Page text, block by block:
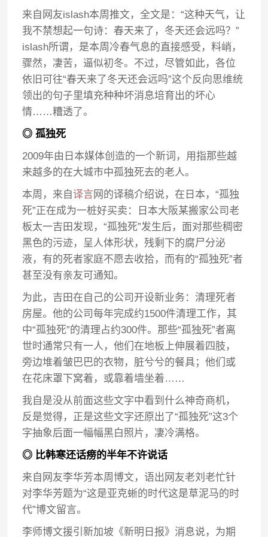
来自网友islash本周推文，全文是：“这种天气，让
我不禁想起一句诗：春天来了，冬天还会远吗？”
islash所谓，是本周冷春气息的直接感受，料峭，
骤然，凄苦，逼似初冬。不过，尽管如此，各位
依旧可往“春天来了冬天还会远吗”这个反向思维统
领出的句子里填充种种坏消息培育出的坏心
情……糟透了。
◎ 孤独死
2009年由日本媒体创造的一个新词，用指那些越
来越多的在大城市中孤独死去的老人。
本周，来自译言 网的译稿介绍说，在日本，“孤独
死”正在成为一桩好买卖：日本大阪某搬家公司老
板太一吉田发现，“孤独死”发生后，面对那些稠密
黑色的污迹，呈人体形状，残剩下的腐尸分泌
液，有的死者家庭不愿去收拾，而有的“孤独死”者
甚至没有亲友可通知。
为此，吉田在自己的公司开设新业务：清理死者
房屋。他的公司每年完成约1500件清理工作，其
中“孤独死”的清理占约300件。那些“孤独死”者离
世时通常只有一人，他们在地板上伸展着四肢，
旁边堆着皱巴巴的衣物，脏兮兮的餐具；他们或
在花床罩下窝着，或靠着墙坐着……
我自是没从前面这些文字中看到什么神奇商机，
反是觉得，正是这些文字还原出了“孤独死”这3个
字抽象后面一幅幅黑白照片，凄冷满格。
◎ 比韩寒还话痨的半年不许说话
来自网友李华芳本周博文，语出网友老刘老忙针
对李华芳题为“这是亚克蜥的时代这是草泥马的时
代”博文留言。
李师博文援引新加坡《新明日报》消息说，为期